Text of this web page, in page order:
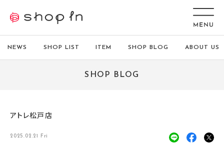
NEWS SHOP LIST ITEM SHOP BLOG ABOUT US
SHOP BLOG
アトレ松戸店
2025.02.21 Fri